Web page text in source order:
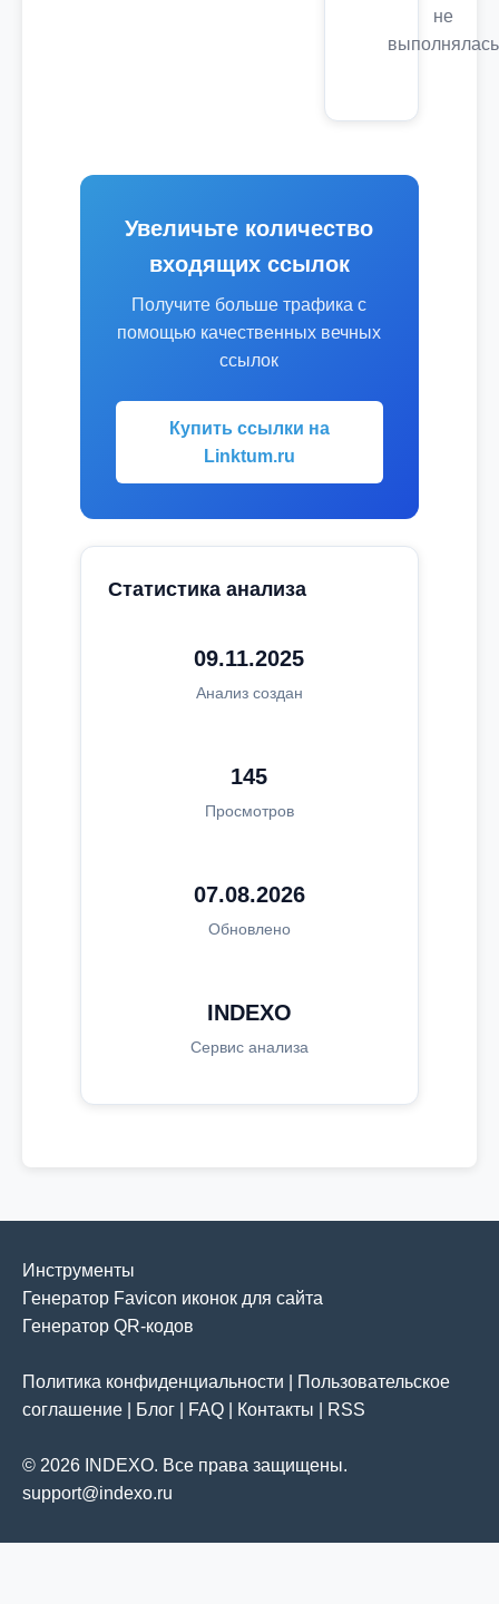
не
выполнялась
Увеличьте количество
входящих ссылок
Получите больше трафика с
помощью качественных вечных
ссылок
Купить ссылки на
Linktum.ru
Статистика анализа
09.11.2025
Анализ создан
145
Просмотров
07.08.2026
Обновлено
INDEXO
Сервис анализа
Инструменты
Генератор Favicon иконок для сайта
Генератор QR-кодов
Политика конфиденциальности
Пользовательское
соглашение
Блог FAQ Контакты RSS
© 2026 INDEXO. Все права защищены.
support@indexo.ru